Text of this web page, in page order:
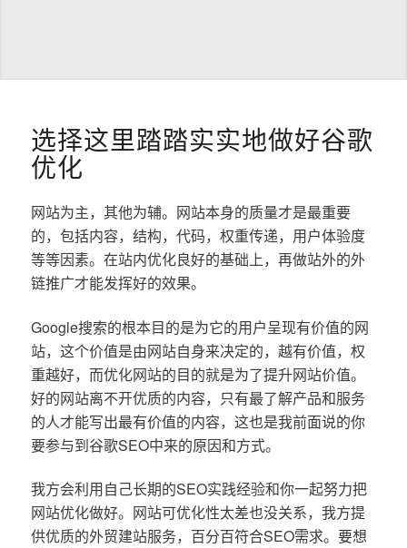
选择这里踏踏实实地做好谷歌
优化
网站为主，其他为辅。网站本身的质量才是最重要
的，包括内容，结构，代码，权重传递，用户体验度
等等因素。在站内优化良好的基础上，再做站外的外
链推广才能发挥好的效果。
Google搜索的根本目的是为它的用户呈现有价值的网
站，这个价值是由网站自身来决定的，越有价值，权
重越好，而优化网站的目的就是为了提升网站价值。
好的网站离不开优质的内容，只有最了解产品和服务
的人才能写出最有价值的内容，这也是我前面说的你
要参与到谷歌SEO中来的原因和方式。
我方会利用自己长期的SEO实践经验和你一起努力把
网站优化做好。网站可优化性太差也没关系，我方提
供优质的外贸建站服务，百分百符合SEO需求。要想